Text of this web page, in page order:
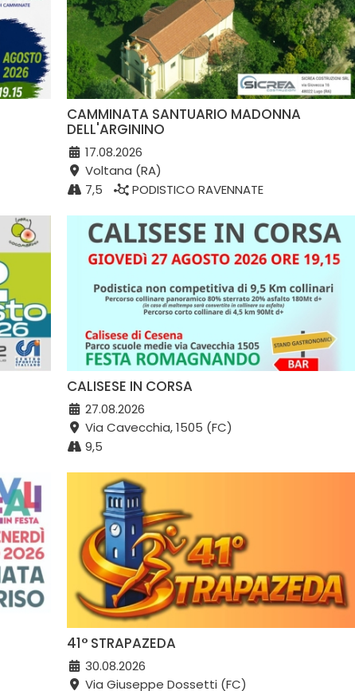
CAMMINATA SANTUARIO MADONNA
DELL'ARGININO
17.08.2026
Voltana (RA)
7,5
PODISTICO RAVENNATE
CALISESE IN CORSA
27.08.2026
Via Cavecchia, 1505 (FC)
9,5
41° STRAPAZEDA
30.08.2026
Via Giuseppe Dossetti (FC)